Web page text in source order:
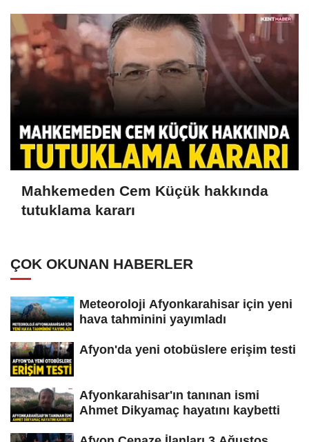
Mahkemeden Cem Küçük hakkında
tutuklama kararı
ÇOK OKUNAN HABERLER
Meteoroloji Afyonkarahisar için yeni
hava tahminini yayımladı
Afyon'da yeni otobüslere erişim testi
Afyonkarahisar'ın tanınan ismi
Ahmet Dikyamaç hayatını kaybetti